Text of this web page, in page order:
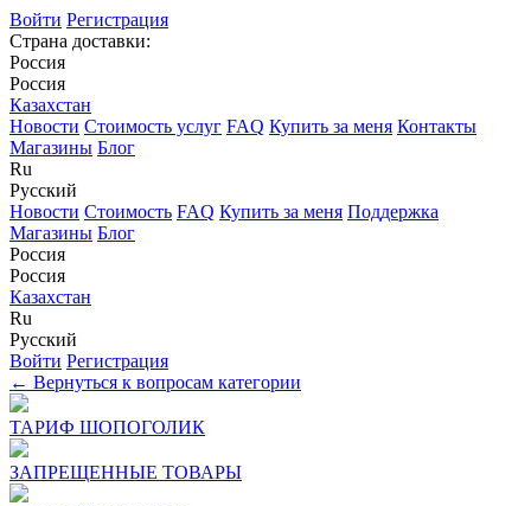
Войти Регистрация
Страна доставки:
Россия
Россия
Казахстан
Новости Стоимость услуг FAQ Купить за меня Контакты
Магазины Блог
Ru
Русский
Новости Стоимость FAQ Купить за меня Поддержка
Магазины Блог
Россия
Россия
Казахстан
Ru
Русский
Войти Регистрация
← Вернуться к вопросам категории
ТАРИФ ШОПОГОЛИК
ЗАПРЕЩЕННЫЕ ТОВАРЫ